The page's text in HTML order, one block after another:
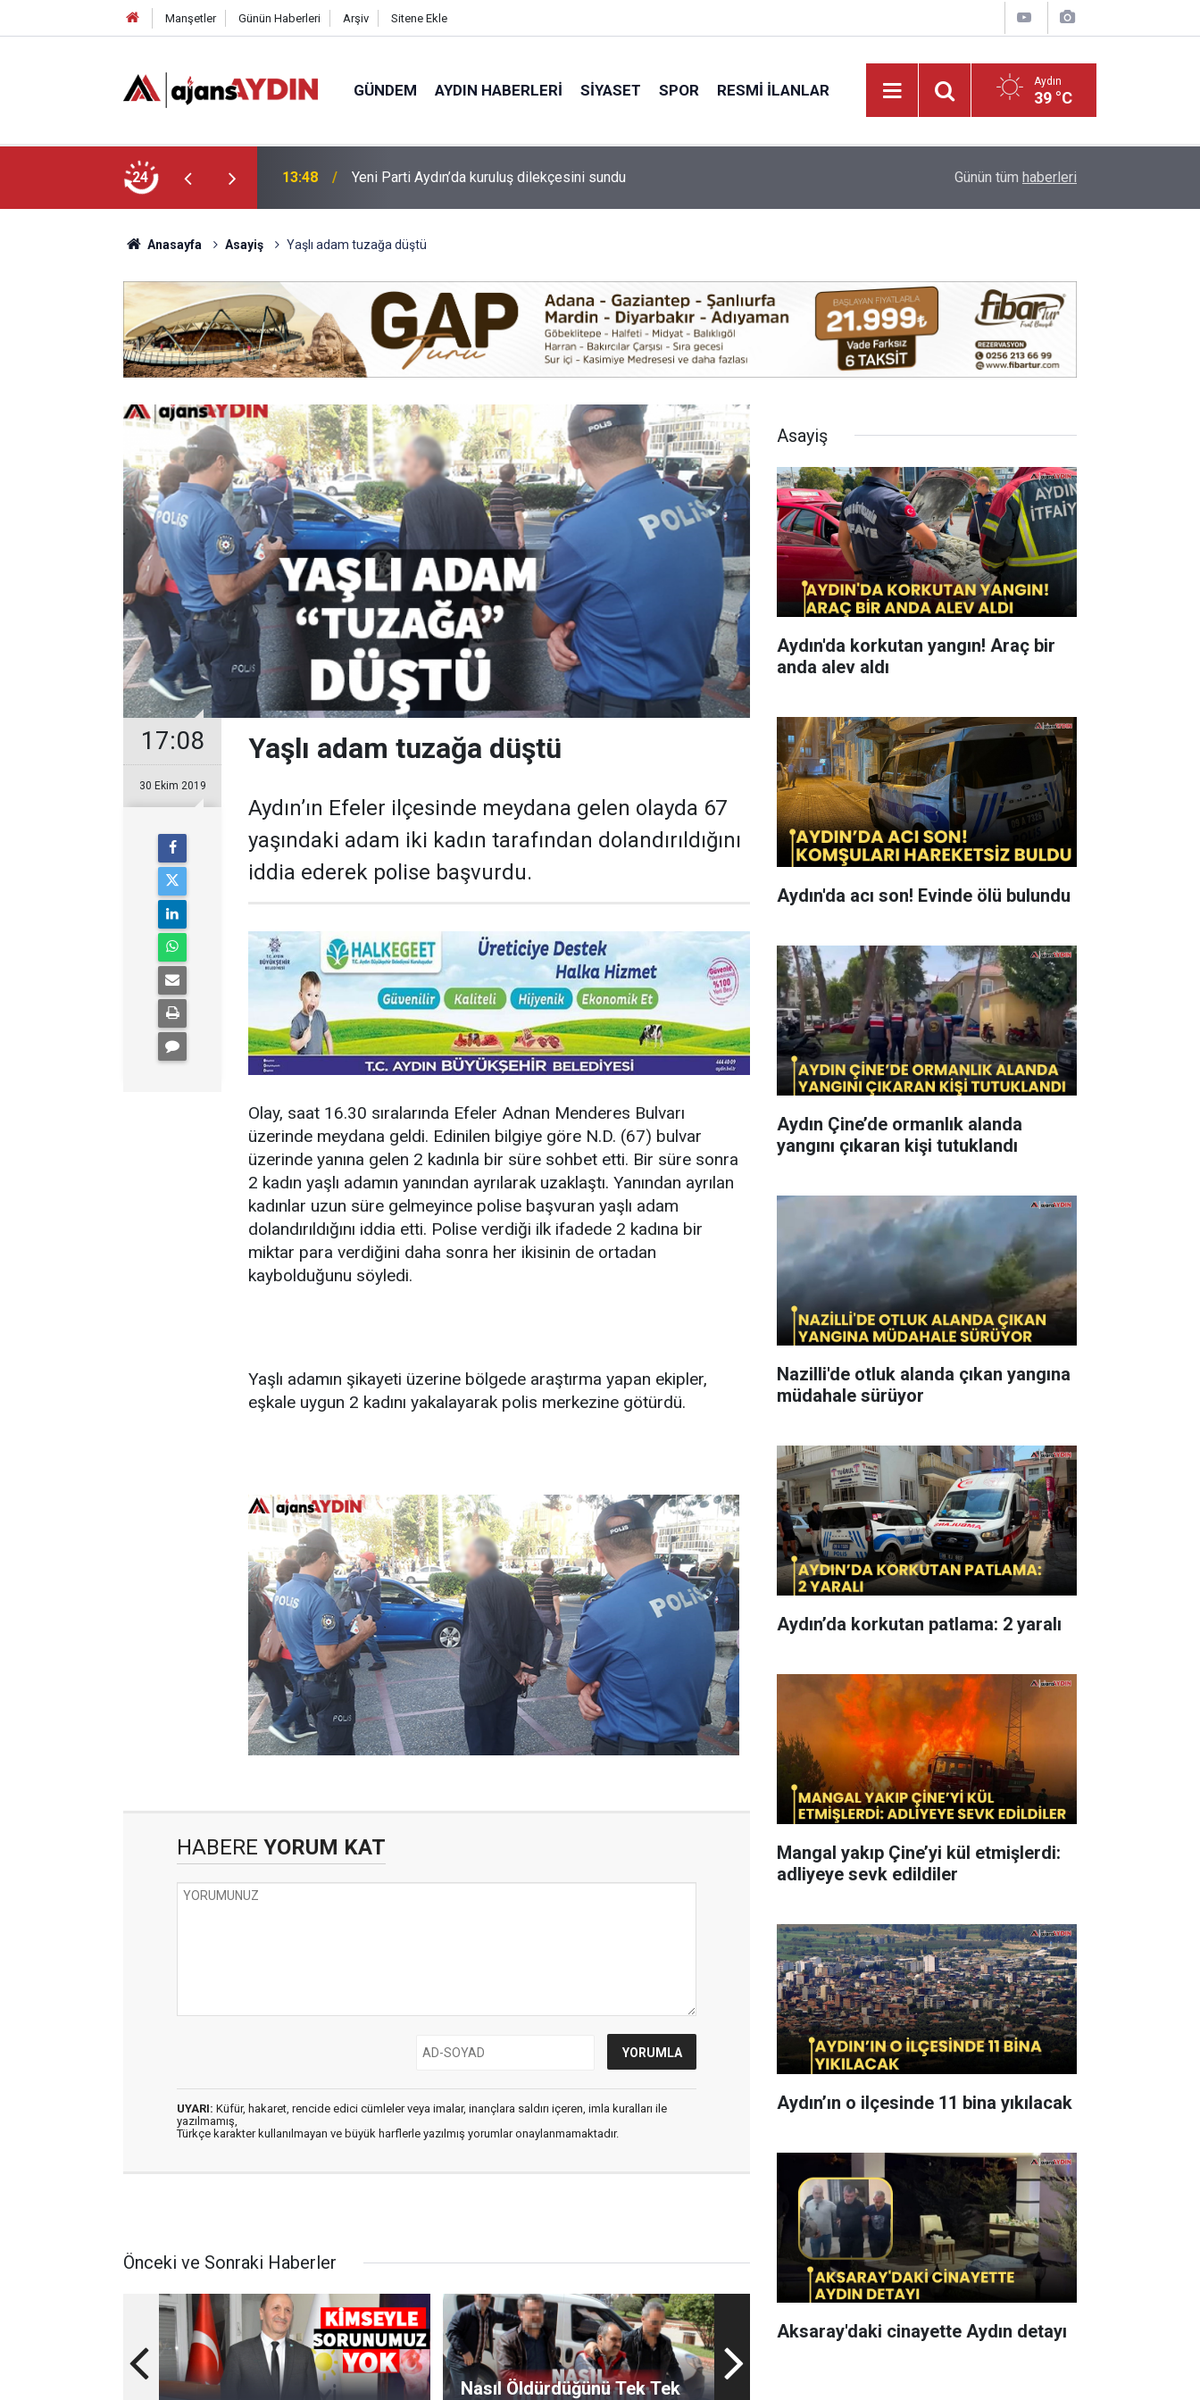
Manşetler Günün Haberleri Arşiv Sitene Ekle
GÜNDEM AYDIN HABERLERI SIYASET SPOR RESMI İLANLAR Aydın
39 °C
24 12:49 Bağarcık Göleti hayvancılığın su ihtiyacını karşılayacak Aydın'da korkutan yangın! Araç bir anda alev aldı
Günün tüm haberleri
Anasayfa Asayiş Yaşlı adam tuzağa düştü
17:08
30 Ekim 2019
Yaşlı adam tuzağa düştü
Aydın’ın Efeler ilçesinde meydana gelen olayda 67
yaşındaki adam iki kadın tarafından dolandırıldığını
iddia ederek polise başvurdu.
Olay, saat 16.30 sıralarında Efeler Adnan Menderes Bulvarı
üzerinde meydana geldi. Edinilen bilgiye göre N.D. (67) bulvar
üzerinde yanına gelen 2 kadınla bir süre sohbet etti. Bir süre sonra
2 kadın yaşlı adamın yanından ayrılarak uzaklaştı. Yanından ayrılan
kadınlar uzun süre gelmeyince polise başvuran yaşlı adam
dolandırıldığını iddia etti. Polise verdiği ilk ifadede 2 kadına bir
miktar para verdiğini daha sonra her ikisinin de ortadan
kaybolduğunu söyledi.
Yaşlı adamın şikayeti üzerine bölgede araştırma yapan ekipler,
eşkale uygun 2 kadını yakalayarak polis merkezine götürdü.
HABERE YORUM KAT
UYARI: Küfür, hakaret, rencide edici cümleler veya imalar, inançlara saldırı içeren, imla kuralları ile
yazılmamış,
Türkçe karakter kullanılmayan ve büyük harflerle yazılmış yorumlar onaylanmamaktadır.
Önceki ve Sonraki Haberler
Nasıl Öldürdüğünü Tek Tek
Asayiş
Aydın'da korkutan yangın! Araç bir
anda alev aldı
Aydın'da acı son! Evinde ölü bulundu
Aydın Çine’de ormanlık alanda
yangını çıkaran kişi tutuklandı
Nazilli'de otluk alanda çıkan yangına
müdahale sürüyor
Aydın’da korkutan patlama: 2 yaralı
Mangal yakıp Çine’yi kül etmişlerdi:
adliyeye sevk edildiler
Aydın’ın o ilçesinde 11 bina yıkılacak
Aksaray'daki cinayette Aydın detayı